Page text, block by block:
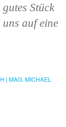
Stück
auf eine
| MAG. MICHAEL